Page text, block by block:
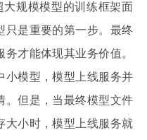
规模模型的训练框架面
只是重要的第一步。最终
才能体现其业务价值。
小模型，模型上线服务并
。但是，当最终模型文件
大小时，模型上线服务就